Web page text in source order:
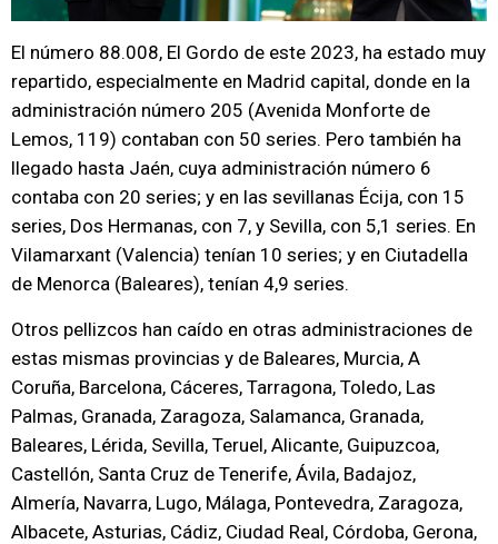
El número 88.008, El Gordo de este 2023, ha estado muy
repartido, especialmente en Madrid capital, donde en la
administración número 205 (Avenida Monforte de
Lemos, 119) contaban con 50 series. Pero también ha
llegado hasta Jaén, cuya administración número 6
contaba con 20 series; y en las sevillanas Écija, con 15
series, Dos Hermanas, con 7, y Sevilla, con 5,1 series. En
Vilamarxant (Valencia) tenían 10 series; y en Ciutadella
de Menorca (Baleares), tenían 4,9 series.
Otros pellizcos han caído en otras administraciones de
estas mismas provincias y de Baleares, Murcia, A
Coruña, Barcelona, Cáceres, Tarragona, Toledo, Las
Palmas, Granada, Zaragoza, Salamanca, Granada,
Baleares, Lérida, Sevilla, Teruel, Alicante, Guipuzcoa,
Castellón, Santa Cruz de Tenerife, Ávila, Badajoz,
Almería, Navarra, Lugo, Málaga, Pontevedra, Zaragoza,
Albacete, Asturias, Cádiz, Ciudad Real, Córdoba, Gerona,